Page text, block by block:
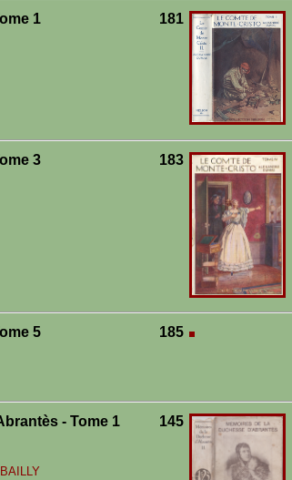
1
181
3
183
5
185
- Tome 1
145